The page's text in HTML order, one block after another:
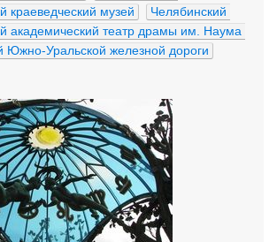
краеведческий музей
Челябинский
академический театр драмы им. Наума
Южно-Уральской железной дороги